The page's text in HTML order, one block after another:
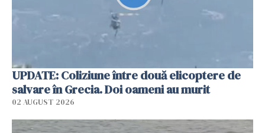
UPDATE: Coliziune între două elicoptere de
salvare în Grecia. Doi oameni au murit
02 AUGUST 2026